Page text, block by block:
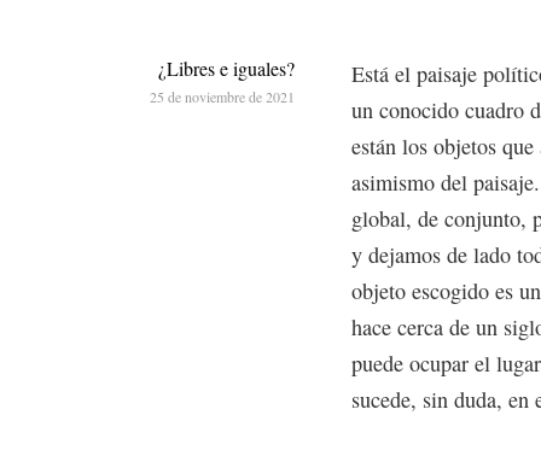
Está el paisaje
un conocido cuadro
están los objetos
asimismo del
global, de conjunto,
y dejamos de lado
objeto escogido es
hace cerca de un
puede ocupar el
sucede, sin duda,
¿Libres e iguales?
25 de noviembre de 2021